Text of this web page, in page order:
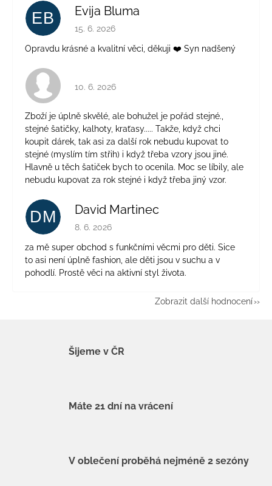
EB Evija Bluma
Hodnocení obchodu je 5 z 5 hvězdiček.
15. 6. 2026
Opravdu krásné a kvalitní věci, děkuji ❤️ Syn nadšený
Hodnocení obchodu je 4 z 5 hvězdiček.
10. 6. 2026
Zboží je úplně skvělé, ale bohužel je pořád stejné.,
stejné šatičky, kalhoty, kraťasy..... Takže, když chci
koupit dárek, tak asi za další rok nebudu kupovat to
stejné (myslím tím střih) i když třeba vzory jsou jiné.
Hlavně u těch šatiček bych to ocenila. Moc se líbily, ale
nebudu kupovat za rok stejné i když třeba jiný vzor.
DM David Martinec
Hodnocení obchodu je 5 z 5 hvězdiček.
8. 6. 2026
za mě super obchod s funkčními věcmi pro děti. Sice
to asi není úplně fashion, ale děti jsou v suchu a v
pohodlí. Prostě věci na aktivní styl života.
Zobrazit další hodnocení
Šijeme v ČR
Máte 21 dní na vrácení
V oblečení proběhá nejméně 2 sezóny